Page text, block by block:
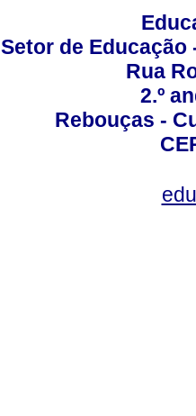
Setor de Educação
Rua
2.º
Rebouças -